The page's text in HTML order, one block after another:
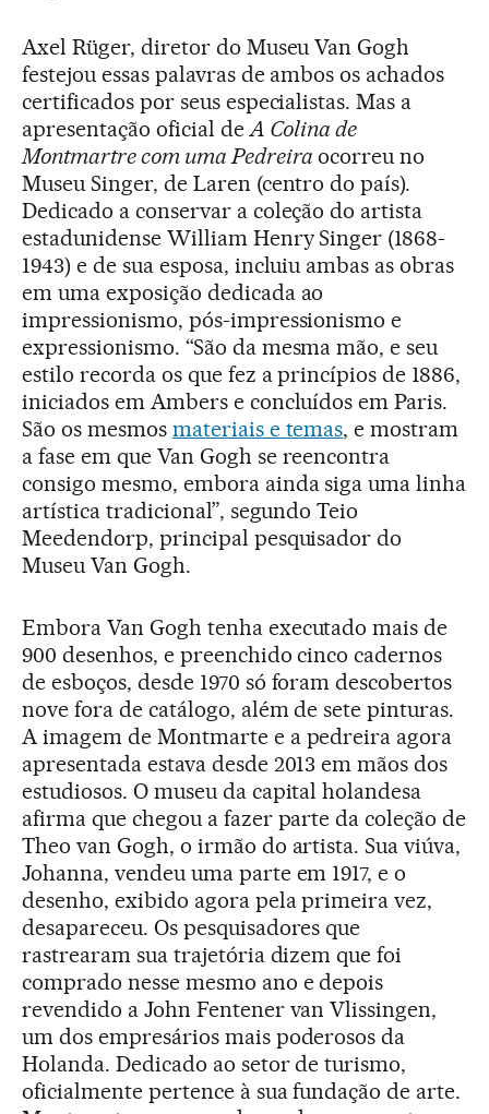
Axel Rüger, diretor do Museu Van Gogh
festejou essas palavras de ambos os achados
certificados por seus especialistas. Mas a
apresentação oficial deA Colina de
Montmartre com uma Pedreira ocorreu no
Museu Singer, de Laren (centro do país).
Dedicado a conservar a coleção do artista
estadunidense William Henry Singer (1868-
1943) e de sua esposa, incluiu ambas as obras
em uma exposição dedicada ao
impressionismo, pós-impressionismo e
expressionismo. “São da mesma mão, e seu
estilo recorda os que fez a princípios de 1886,
iniciados em Ambers e concluídos em Paris.
São os mesmos materiais e temas, e mostram
a fase em que Van Gogh se reencontra
consigo mesmo, embora ainda siga uma linha
artística tradicional”, segundo Teio
Meedendorp, principal pesquisador do
Museu Van Gogh.
Embora Van Gogh tenha executado mais de
900 desenhos, e preenchido cinco cadernos
de esboços, desde 1970 só foram descobertos
nove fora de catálogo, além de sete pinturas.
A imagem de Montmarte e a pedreira agora
apresentada estava desde 2013 em mãos dos
estudiosos. O museu da capital holandesa
afirma que chegou a fazer parte da coleção de
Theo van Gogh, o irmão do artista. Sua viúva,
Johanna, vendeu uma parte em 1917, e o
desenho, exibido agora pela primeira vez,
desapareceu. Os pesquisadores que
rastrearam sua trajetória dizem que foi
comprado nesse mesmo ano e depois
revendido a John Fentener van Vlissingen,
um dos empresários mais poderosos da
Holanda. Dedicado ao setor de turismo,
oficialmente pertence à sua fundação de arte.